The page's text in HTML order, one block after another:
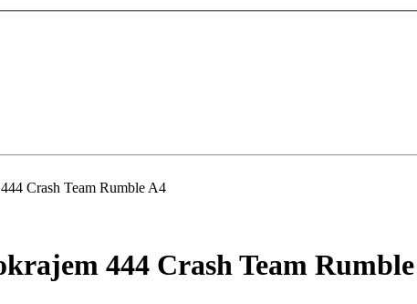
Crash Team Rumble A4
444 Crash Team